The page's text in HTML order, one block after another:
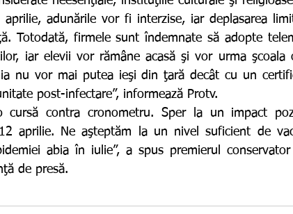
adunările vor fi interzise, iar deplasarea
Totodată, firmele sunt îndemnate să adopte
iar elevii vor rămâne acasă şi vor urma şcoala
nu vor mai putea ieşi din ţară decât cu un
post-infectare”, informează Protv.
cursă contra cronometru.
Sper la un impact
aprilie. Ne aşteptăm la un nivel suficient de
abia în iulie”, a spus premierul conservator
de presă.